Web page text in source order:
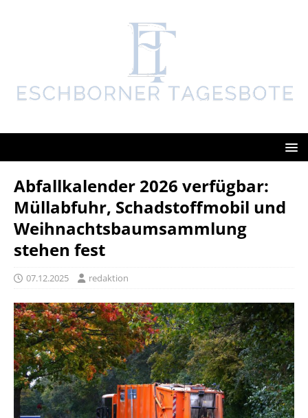
Abfallkalender 2026 verfügbar:
Müllabfuhr, Schadstoffmobil und
Weihnachtsbaumsammlung
stehen fest
07.12.2025 redaktion